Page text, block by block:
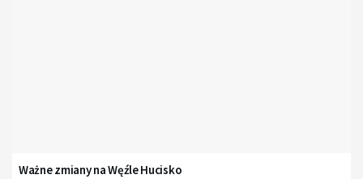
Ważne zmiany na Węźle Hucisko